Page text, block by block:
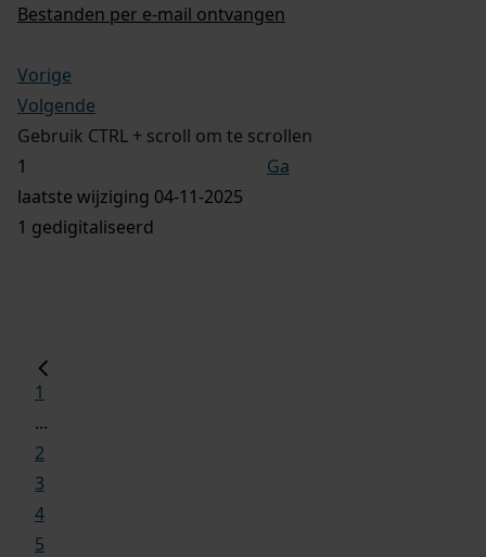
Bestanden per e-mail ontvangen
Vorige
Volgende
Gebruik CTRL + scroll om te scrollen
Ga
laatste wijziging 04-11-2025
1 gedigitaliseerd
1
...
2
3
4
5